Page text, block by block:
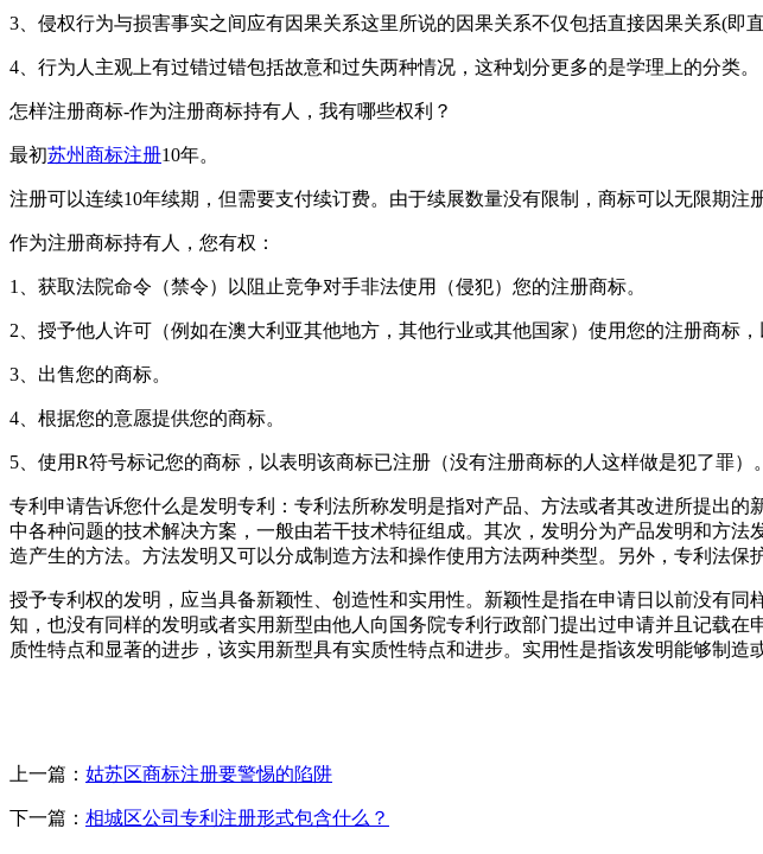
3、侵权行为与损害事实之间应有因果关系这里所说的因果关系不仅包括直接因果关系(即
4、行为人主观上有过错过错包括故意和过失两种情况，这种划分更多的是学理上的分类。
怎样注册商标-作为注册商标持有人，我有哪些权利？
最初苏州商标注册10年。
注册可以连续10年续期，但需要支付续订费。由于续展数量没有限制，商标可以无限期注册
作为注册商标持有人，您有权：
1、获取法院命令（禁令）以阻止竞争对手非法使用（侵犯）您的注册商标。
2、授予他人许可（例如在澳大利亚其他地方，其他行业或其他国家）使用您的注册商标
3、出售您的商标。
4、根据您的意愿提供您的商标。
5、使用R符号标记您的商标，以表明该商标已注册（没有注册商标的人这样做是犯了罪）。
专利申请告诉您什么是发明专利：专利法所称发明是指对产品、方法或者其改进所提出
中各种问题的技术解决方案，一般由若干技术特征组成。其次，发明分为产品发明和方
造产生的方法。方法发明又可以分成制造方法和操作使用方法两种类型。另外，专利法保
授予专利权的发明，应当具备新颖性、创造性和实用性。新颖性是指在申请日以前没有
知，也没有同样的发明或者实用新型由他人向国务院专利行政部门提出过申请并且记载
质性特点和显著的进步，该实用新型具有实质性特点和进步。实用性是指该发明能够制造
上一篇： 姑苏区商标注册要警惕的陷阱
下一篇： 相城区公司专利注册形式包含什么？